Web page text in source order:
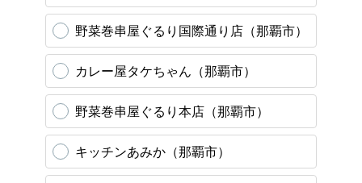
野菜巻串屋ぐるり国際通り店（那覇市）
カレー屋タケちゃん（那覇市）
野菜巻串屋ぐるり本店（那覇市）
キッチンあみか（那覇市）